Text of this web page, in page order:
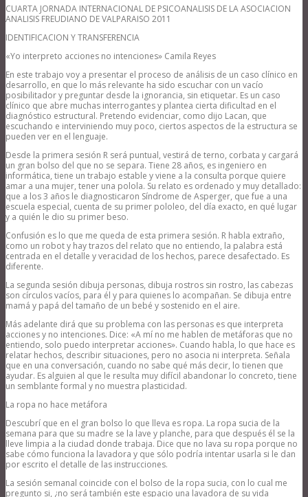
CUARTA JORNADA INTERNACIONAL DE PSICOANALISIS DE LA ASOCIACION
ANALISIS FREUDIANO DE VALPARAISO 2011
IDENTIFICACION Y TRANSFERENCIA
«Yo interpreto acciones no intenciones» Camila Reyes
En este trabajo voy a presentar el proceso de análisis de un caso clínico en
desarrollo, en que lo más relevante ha sido escuchar con un vacío
posibilitador y preguntar desde la ignorancia, sin etiquetar. Es un caso
clínico que abre muchas interrogantes y plantea cierta dificultad en el
diagnóstico estructural. Pretendo evidenciar, como dijo Lacan, que
escuchando e interviniendo muy poco, ciertos aspectos de la estructura se
pueden ver en el lenguaje.
Desde la primera sesión R será puntual, vestirá de terno, corbata y cargará
un gran bolso del que no se separa. Tiene 28 años, es ingeniero en
informática, tiene un trabajo estable y viene a la consulta porque quiere
amar a una mujer, tener una polola. Su relato es ordenado y muy detallado:
que a los 3 años le diagnosticaron Síndrome de Asperger, que fue a una
escuela especial, cuenta de su primer pololeo, del día exacto, en qué lugar
y a quién le dio su primer beso.
Confusión es lo que me queda de esta primera sesión. R habla extraño,
como un robot y hay trazos del relato que no entiendo, la palabra está
centrada en el detalle y veracidad de los hechos, parece desafectado. Es
diferente.
La segunda sesión dibuja personas, dibuja rostros sin rostro, las cabezas
son círculos vacíos, para él y para quienes lo acompañan. Se dibuja entre
mamá y papá del tamaño de un bebé y sostenido en el aire.
Más adelante dirá que su problema con las personas es que interpreta
acciones y no intenciones. Dice: «A mí no me hablen de metáforas que no
entiendo, solo puedo interpretar acciones». Cuando habla, lo que hace es
relatar hechos, describir situaciones, pero no asocia ni interpreta. Señala
que en una conversación, cuando no sabe qué más decir, lo tienen que
ayudar. Es alguien al que le resulta muy difícil abandonar lo concreto, tiene
un semblante formal y no muestra plasticidad.
La ropa no hace metáfora
Descubrí que en el gran bolso lo que lleva es ropa. La ropa sucia de la
semana para que su madre se la lave y planche, para que después él se la
lleve limpia a la ciudad donde trabaja. Dice que no lava su ropa porque no
sabe cómo funciona la lavadora y que sólo podría intentar usarla si le dan
por escrito el detalle de las instrucciones.
La sesión semanal coincide con el bolso de la ropa sucia, con lo cual me
pregunto si, ¿no será también este espacio una lavadora de su vida